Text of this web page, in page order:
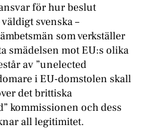
för hur beslut
svenska –
som verkställer
smädelsen mot EU:s olika
av ”unelected
i EU-domstolen skall
det brittiska
kommissionen och dess
all legitimitet.